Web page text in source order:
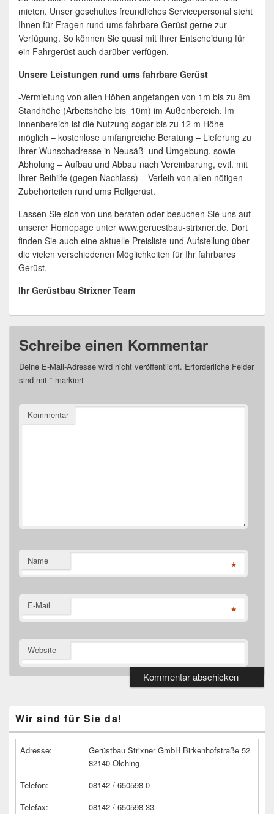
mieten. Unser geschultes freundliches Servicepersonal steht
Ihnen für Fragen rund ums fahrbare Gerüst gerne zur
Verfügung. So können Sie quasi mit Ihrer Entscheidung für
ein Fahrgerüst auch darüber verfügen.
Unsere Leistungen rund ums fahrbare Gerüst
-Vermietung von allen Höhen angefangen von 1m bis zu 8m
Standhöhe (Arbeitshöhe bis 10m) im Außenbereich. Im
Innenbereich ist die Nutzung sogar bis zu 12 m Höhe
möglich – kostenlose umfangreiche Beratung – Lieferung zu
Ihrer Wunschadresse in Neusäß und Umgebung, sowie
Abholung – Aufbau und Abbau nach Vereinbarung, evtl. mit
Ihrer Beihilfe (gegen Nachlass) – Verleih von allen nötigen
Zubehörteilen rund ums Rollgerüst.
Lassen Sie sich von uns beraten oder besuchen Sie uns auf
unserer Homepage unter www.geruestbau-strixner.de. Dort
finden Sie auch eine aktuelle Preisliste und Aufstellung über
die vielen verschiedenen Möglichkeiten für Ihr fahrbares
Gerüst.
Ihr Gerüstbau Strixner Team
Schreibe einen Kommentar
Deine E-Mail-Adresse wird nicht veröffentlicht. Erforderliche Felder
sind mit * markiert
Kommentar
Name *
E-Mail *
Website
Seitenleisten
Widget-
Wir sind für Sie da!
Adresse:
Gerüstbau Strixner GmbH Birkenhofstraße 52
82140 Olching
Telefon:
08142 / 650598-0
Telefax:
08142 / 650598-33